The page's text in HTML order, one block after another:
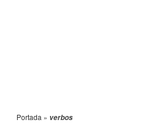
Portada » verbos